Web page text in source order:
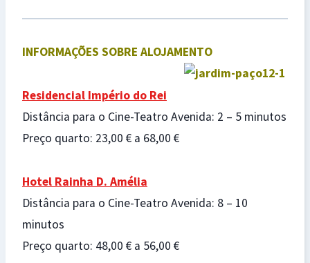
INFORMAÇÕES SOBRE ALOJAMENTO
Residencial Império do Rei
Distância para o Cine-Teatro Avenida: 2 – 5 minutos
Preço quarto: 23,00 € a 68,00 €
Hotel Rainha D. Amélia
Distância para o Cine-Teatro Avenida: 8 – 10
minutos
Preço quarto: 48,00 € a 56,00 €